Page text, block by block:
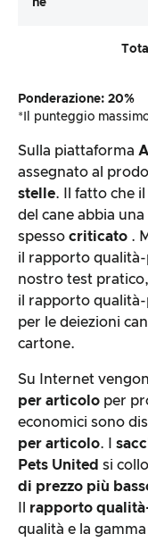
Ponderazione: 20%
*Il punteggio
Sulla piattaforma
assegnato al
stelle. Il fatto che
del cane abbia
spesso criticato .
il rapporto
nostro test
il rapporto
per le deiezioni
cartone.
Su Internet
per articolo per
economici sono
per articolo. I
Pets United si
di prezzo più
rapporto
qualità e la